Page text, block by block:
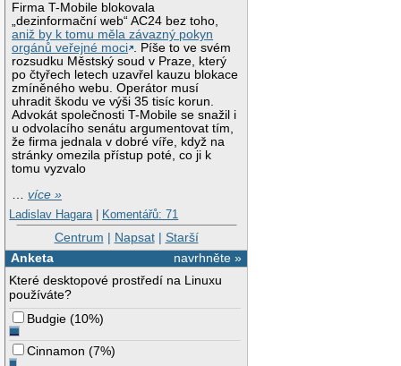
Firma T-Mobile blokovala
„dezinformační web“ AC24 bez toho,
aniž by k tomu měla závazný pokyn
orgánů veřejné moci . Píše to ve svém
rozsudku Městský soud v Praze, který
po čtyřech letech uzavřel kauzu blokace
zmíněného webu. Operátor musí
uhradit škodu ve výši 35 tisíc korun.
Advokát společnosti T-Mobile se snažil i
u odvolacího senátu argumentovat tím,
že firma jednala v dobré víře, když na
stránky omezila přístup poté, co ji k
tomu vyzvalo
…více »
Ladislav Hagara | Komentářů: 71
Centrum | Napsat| Starší
navrhněte »
Anketa
Které desktopové prostředí na Linuxu
používáte?
Budgie (10%)
Cinnamon (7%)